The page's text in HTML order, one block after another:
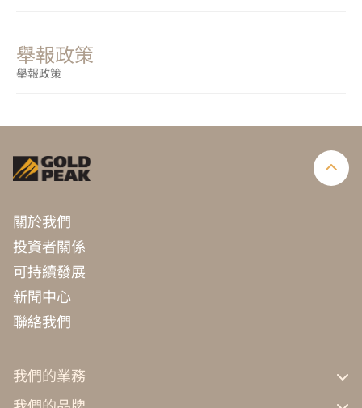
舉報政策
舉報政策
關於我們
投資者關係
可持續發展
新聞中心
聯絡我們
我們的業務
GP工業